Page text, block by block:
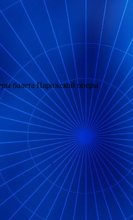
балета Парижской оперы